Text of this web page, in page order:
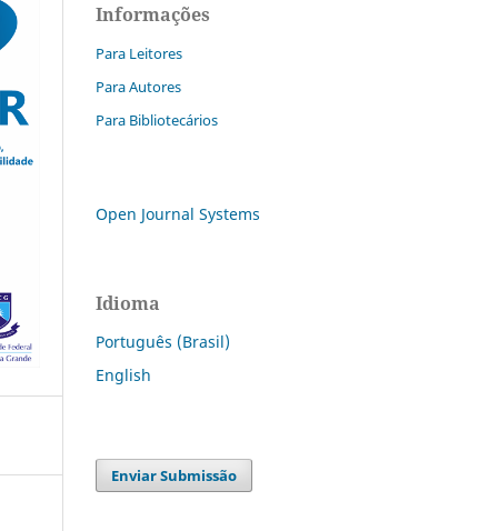
Informações
Para Leitores
Para Autores
Para Bibliotecários
Open Journal Systems
Idioma
Português (Brasil)
English
Enviar Submissão